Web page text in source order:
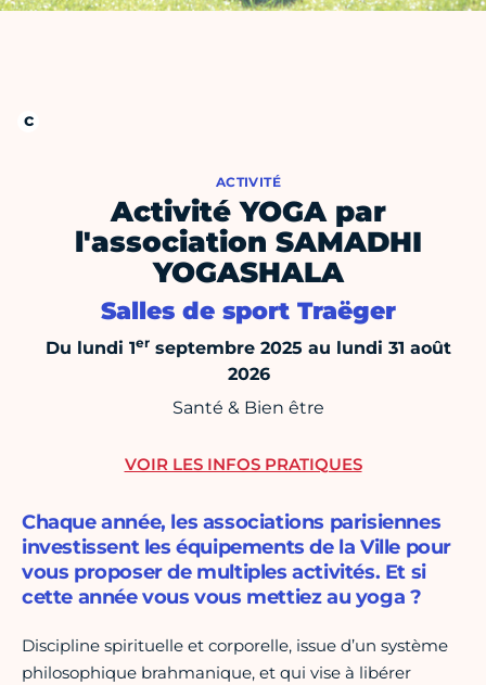
ACTIVITÉ
Activité YOGA par
l'association SAMADHI
YOGASHALA
Salles de sport Traëger
Du lundi 1er septembre 2025 au lundi 31 août
2026
Santé & Bien être
Chaque année, les associations parisiennes
investissent les équipements de la Ville pour
vous proposer de multiples activités. Et si
cette année vous vous mettiez au yoga ?
Discipline spirituelle et corporelle, issue d’un système
philosophique brahmanique, et qui vise à libérer
VOIR LES INFOS PRATIQUES